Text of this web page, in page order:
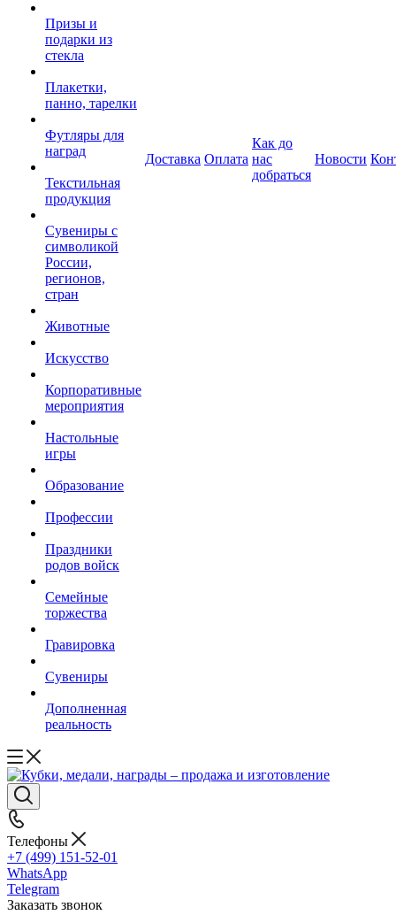
Призы и
подарки из
стекла
Плакетки,
панно, тарелки
Футляры для
наград
Текстильная
продукция
Сувениры с
символикой
России,
регионов,
стран
Животные
Искусство
Корпоративные
мероприятия
Настольные
игры
Образование
Профессии
Праздники
родов войск
Семейные
торжества
Гравировка
Сувениры
Дополненная
реальность
Доставка Оплата
Как до
нас
добраться
Новости
Телефоны
+7 (499) 151-52-01
WhatsApp
Telegram
Заказать звонок